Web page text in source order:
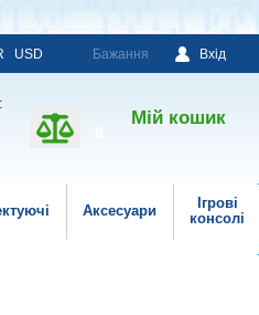
USD Бажання Вхід
Мій кошик
Аксесуари
Ігрові
консолі